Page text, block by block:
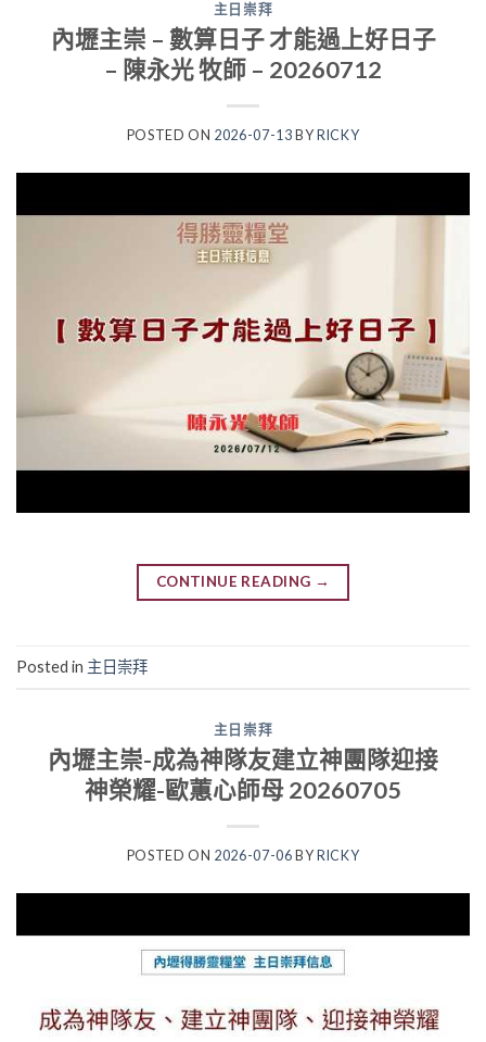
主日崇拜
內壢主崇 – 數算日子 才能過上好日子
– 陳永光 牧師 – 20260712
POSTED ON 2026-07-13 BY RICKY
CONTINUE READING →
Posted in 主日崇拜
主日崇拜
內壢主崇-成為神隊友建立神團隊迎接
神榮耀-歐蕙心師母 20260705
POSTED ON 2026-07-06 BY RICKY